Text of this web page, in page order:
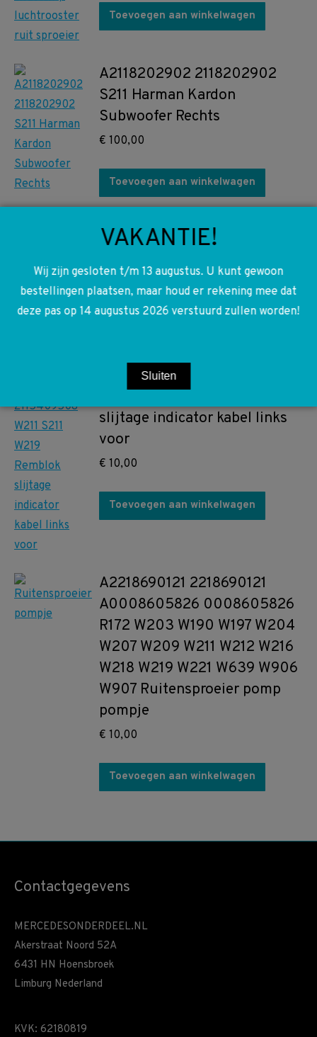
Toevoegen aan winkelwagen
A2118202902 2118202902
S211 Harman Kardon
Subwoofer Rechts
€ 100,00
Toevoegen aan winkelwagen
A2118202964 2118202964
Achterlicht S211 E-klasse
kofferdeksel links
€30,00
A2115409508 2115409508
slijtage indicator kabel links
voor
€ 10,00
Toevoegen aan winkelwagen
A2218690121 2218690121
A0008605826 0008605826
R172 W203 W190 W197 W204
W207 W209 W211 W212 W216
W218 W219 W221 W639 W906
W907 Ruitensproeier pomp
pompje
€ 10,00
Toevoegen aan winkelwagen
Contactgegevens
MERCEDESONDERDEEL.NL
Akerstraat Noord 52A
6431 HN Hoensbroek
Limburg Nederland
KVK: 62180819
VAKANTIE!
Wij zijn gesloten t/m 13 augustus. U kunt gewoon
bestellingen plaatsen, maar houd er rekening mee dat
deze pas op 14 augustus 2026 verstuurd zullen worden!
Sluiten